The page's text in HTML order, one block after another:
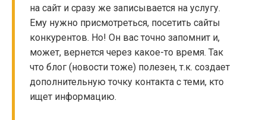
на сайт и сразу же записывается на услугу.
Ему нужно присмотреться, посетить сайты
конкурентов. Но! Он вас точно запомнит и,
может, вернется через какое-то время. Так
что блог (новости тоже) полезен, т.к. создает
дополнительную точку контакта с теми, кто
ищет информацию.